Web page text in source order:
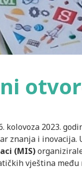
kolovoza 2023.
znanja i inovacija.
(MIS)
vještina među